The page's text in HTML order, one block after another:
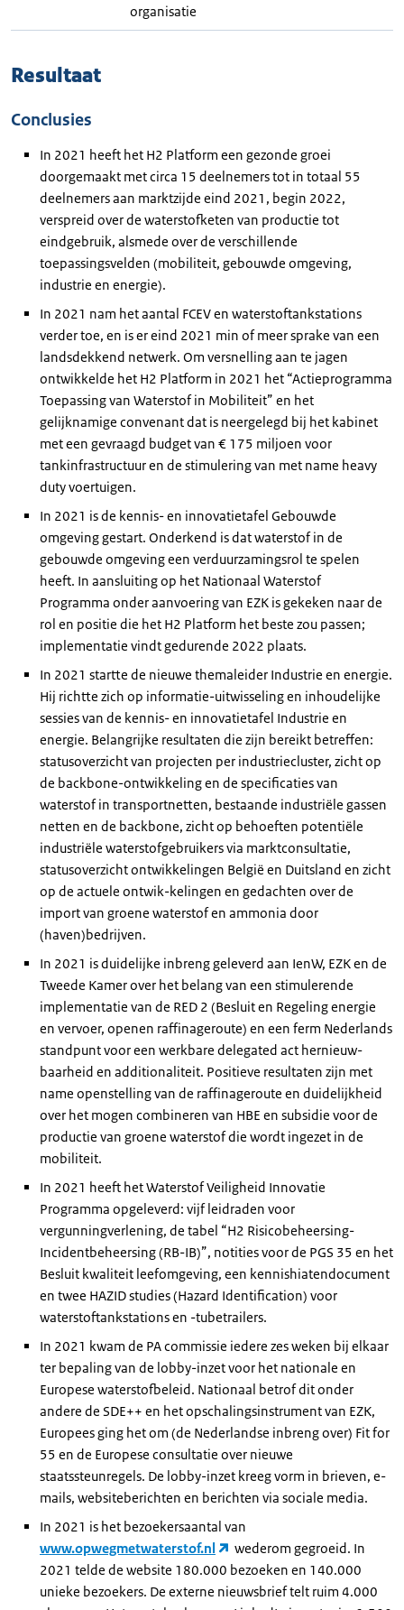
organisatie
Resultaat
Conclusies
In 2021 heeft het H2 Platform een gezonde groei
doorgemaakt met circa 15 deelnemers tot in totaal 55
deelnemers aan marktzijde eind 2021, begin 2022,
verspreid over de waterstofketen van productie tot
eindgebruik, alsmede over de verschillende
toepassingsvelden (mobiliteit, gebouwde omgeving,
industrie en energie).
In 2021 nam het aantal FCEV en waterstoftankstations
verder toe, en is er eind 2021 min of meer sprake van een
landsdekkend netwerk. Om versnelling aan te jagen
ontwikkelde het H2 Platform in 2021 het “Actieprogramma
Toepassing van Waterstof in Mobiliteit” en het
gelijknamige convenant dat is neergelegd bij het kabinet
met een gevraagd budget van € 175 miljoen voor
tankinfrastructuur en de stimulering van met name heavy
duty voertuigen.
In 2021 is de kennis- en innovatietafel Gebouwde
omgeving gestart. Onderkend is dat waterstof in de
gebouwde omgeving een verduurzamingsrol te spelen
heeft. In aansluiting op het Nationaal Waterstof
Programma onder aanvoering van EZK is gekeken naar de
rol en positie die het H2 Platform het beste zou passen;
implementatie vindt gedurende 2022 plaats.
In 2021 startte de nieuwe themaleider Industrie en energie.
Hij richtte zich op informatie-uitwisseling en inhoudelijke
sessies van de kennis- en innovatietafel Industrie en
energie. Belangrijke resultaten die zijn bereikt betreffen:
statusoverzicht van projecten per industriecluster, zicht op
de backbone-ontwikkeling en de specificaties van
waterstof in transportnetten, bestaande industriële gassen
netten en de backbone, zicht op behoeften potentiële
industriële waterstofgebruikers via marktconsultatie,
statusoverzicht ontwikkelingen België en Duitsland en zicht
op de actuele ontwik-kelingen en gedachten over de
import van groene waterstof en ammonia door
(haven)bedrijven.
In 2021 is duidelijke inbreng geleverd aan IenW, EZK en de
Tweede Kamer over het belang van een stimulerende
implementatie van de RED 2 (Besluit en Regeling energie
en vervoer, openen raffinageroute) en een ferm Nederlands
standpunt voor een werkbare delegated act hernieuw-
baarheid en additionaliteit. Positieve resultaten zijn met
name openstelling van de raffinageroute en duidelijkheid
over het mogen combineren van HBE en subsidie voor de
productie van groene waterstof die wordt ingezet in de
mobiliteit.
In 2021 heeft het Waterstof Veiligheid Innovatie
Programma opgeleverd: vijf leidraden voor
vergunningverlening, de tabel “H2 Risicobeheersing-
Incidentbeheersing (RB-IB)”, notities voor de PGS 35 en het
Besluit kwaliteit leefomgeving, een kennishiatendocument
en twee HAZID studies (Hazard Identification) voor
waterstoftankstations en -tubetrailers.
In 2021 kwam de PA commissie iedere zes weken bij elkaar
ter bepaling van de lobby-inzet voor het nationale en
Europese waterstofbeleid. Nationaal betrof dit onder
andere de SDE++ en het opschalingsinstrument van EZK,
Europees ging het om (de Nederlandse inbreng over) Fit for
55 en de Europese consultatie over nieuwe
staatssteunregels. De lobby-inzet kreeg vorm in brieven, e-
mails, websiteberichten en berichten via sociale media.
In 2021 is het bezoekersaantal van
www.opwegmetwaterstof.nl
wederom gegroeid. In
2021 telde de website 180.000 bezoeken en 140.000
unieke bezoekers. De externe nieuwsbrief telt ruim 4.000